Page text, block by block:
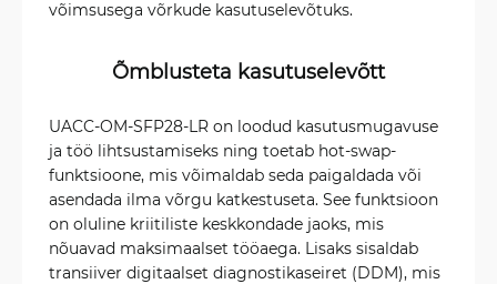
võimsusega võrkude kasutuselevõtuks.
Õmblusteta kasutuselevõtt
UACC-OM-SFP28-LR on loodud kasutusmugavuse
ja töö lihtsustamiseks ning toetab hot-swap-
funktsioone, mis võimaldab seda paigaldada või
asendada ilma võrgu katkestuseta. See funktsioon
on oluline kriitiliste keskkondade jaoks, mis
nõuavad maksimaalset tööaega. Lisaks sisaldab
transiiver digitaalset diagnostikaseiret (DDM), mis